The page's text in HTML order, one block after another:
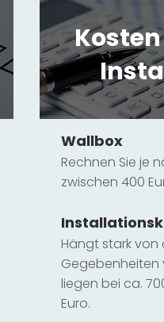
Wallbox
Rechnen Sie je
zwischen 400
Installations
Hängt stark von
Gegebenheiten
liegen bei ca.
Euro.